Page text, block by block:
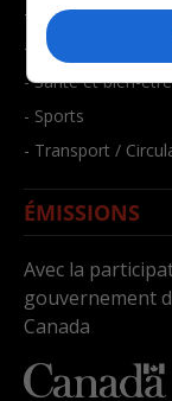
- Environnement
- Faits divers
- Santé et bien-être
- Sports
- Transport /
ÉMISSIONS
Avec la
gouvernement
Canada